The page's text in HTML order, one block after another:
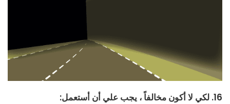
16. لكي لا أكون مخالفاً ، يجب علي أن أستعمل: